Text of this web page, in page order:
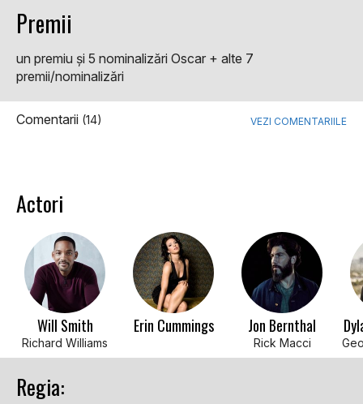
Premii
un premiu şi 5 nominalizări Oscar + alte 7
premii/nominalizări
Comentarii (14) VEZI COMENTARIILE
Actori
Will Smith
Richard Williams
Erin Cummings Jon Bernthal
Rick Macci
Regia: